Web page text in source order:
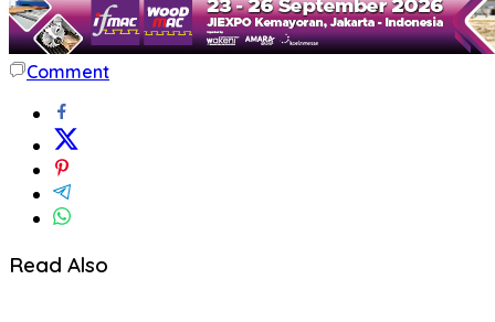
Comment
Read Also